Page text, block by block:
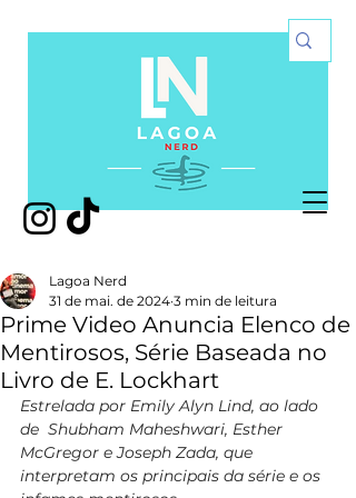
Prime Video Anuncia Elenco de
Mentirosos, Série Baseada no
Livro de E. Lockhart
Lagoa Nerd
31 de mai. de 2024 3 min de leitura
Estrelada por Emily Alyn Lind, ao lado
de  Shubham Maheshwari, Esther
McGregor e Joseph Zada, que
interpretam os principais da série e os